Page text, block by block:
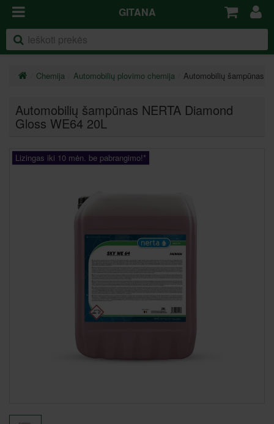
GITANA
Chemija Automobilių plovimo chemija Automobilių šampūnas
Automobilių šampūnas NERTA Diamond
Gloss WE64 20L
Lizingas iki 10 mėn. be pabrangimo!*